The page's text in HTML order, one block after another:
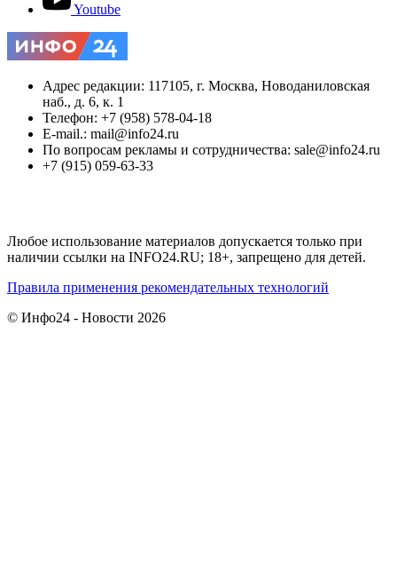
Youtube
Адрес редакции: 117105, г. Москва, Новоданиловская
наб., д. 6, к. 1
Телефон: +7 (958) 578-04-18
E-mail.: mail@info24.ru
По вопросам рекламы и сотрудничества: sale@info24.ru
+7 (915) 059-63-33
Любое использование материалов допускается только при
наличии ссылки на INFO24.RU; 18+, запрещено для детей.
Правила применения рекомендательных технологий
© Инфо24 - Новости 2026